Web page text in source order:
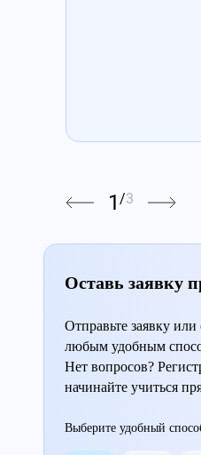
1 /3
Оставь заявку
Отправьте заявку
любым удобным
Нет вопросов?
начинайте учиться
Выберите удобный